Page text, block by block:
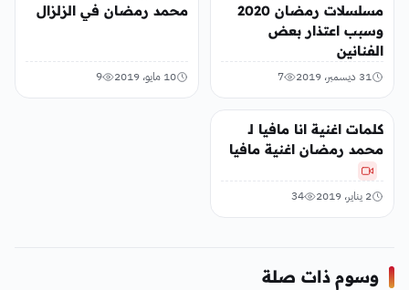
مسلسلات رمضان 2020
وسبب اعتذار بعض
الفنانين
31 ديسمبر، 2019 7
محمد رمضان في الزلزال
10 مايو، 2019 9
الفن
كلمات اغنية انا مافيا لـ
محمد رمضان اغنية مافيا
2 يناير، 2019 34
وسوم ذات صلة